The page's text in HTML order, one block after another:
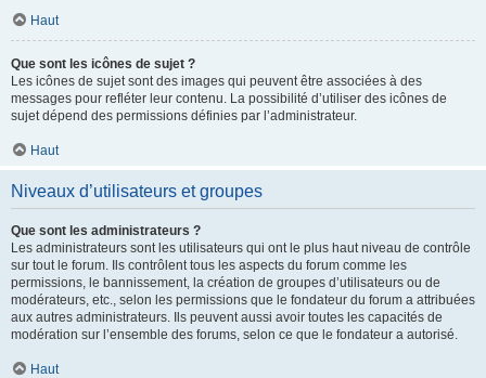
Haut
Que sont les icônes de sujet ?
Les icônes de sujet sont des images qui peuvent être associées à des
messages pour refléter leur contenu. La possibilité d’utiliser des icônes de
sujet dépend des permissions définies par l’administrateur.
Haut
Niveaux d’utilisateurs et groupes
Que sont les administrateurs ?
Les administrateurs sont les utilisateurs qui ont le plus haut niveau de contrôle
sur tout le forum. Ils contrôlent tous les aspects du forum comme les
permissions, le bannissement, la création de groupes d’utilisateurs ou de
modérateurs, etc., selon les permissions que le fondateur du forum a attribuées
aux autres administrateurs. Ils peuvent aussi avoir toutes les capacités de
modération sur l’ensemble des forums, selon ce que le fondateur a autorisé.
Haut